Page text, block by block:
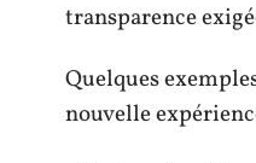
transparence
Quelques
nouvelle